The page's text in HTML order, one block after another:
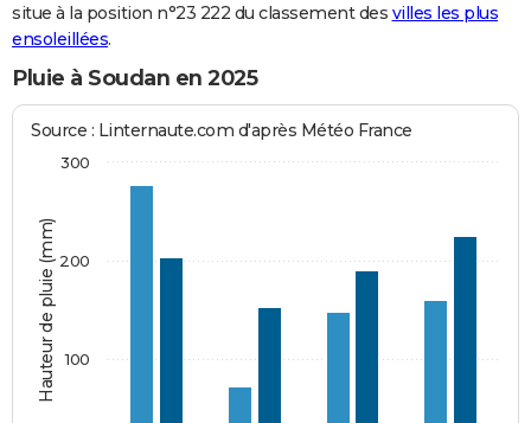
situe à la position n°23 222 du classement des villes les plus
ensoleillées.
Pluie à Soudan en 2025
Hauteur de pluie (mm)
Source : Linternaute.com d'après Météo France
100
200
300